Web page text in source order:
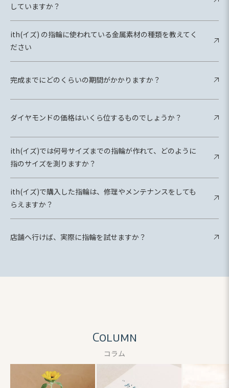
していますか？
ith(イズ) の指輪に使われている金属素材の種類を教えてく
ださい
完成までにどのくらいの期間がかかりますか？
ダイヤモンドの価格はいくら位するものでしょうか？
ith(イズ)では何号サイズまでの指輪が作れて、どのように
指のサイズを測りますか？
ith(イズ)で購入した指輪は、修理やメンテナンスをしても
らえますか？
店舗へ行けば、実際に指輪を試せますか？
コラム
Column